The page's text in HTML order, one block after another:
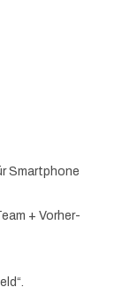
Smartphone
+ Vorher-